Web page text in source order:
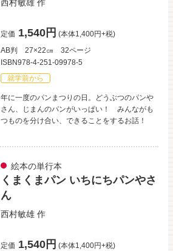
西村敏雄 作
定価 1,540円 (本体1,400円+税)
AB判
27×22㎝
32ページ
ISBN978-4-251-09978-5
就学前から
年に一度のパンまつりの日。どうぶつのパンや
さん、じまんのパンがいっぱい！ みんながも
つものを分け合い、できることをするお話！
絵本の単行本
くまくまパン いちにちパンやさ
ん
西村敏雄 作
定価 1,540円 (本体1,400円+税)